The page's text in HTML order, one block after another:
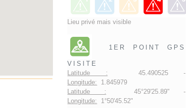
Lieu privé mais visible
1ER POINT GPS
VISITE
Latitude : 45.490525 -
Longitude: 1.845979
Latitude : 45°29'25.89" -
Longitude: 1°50'45.52"